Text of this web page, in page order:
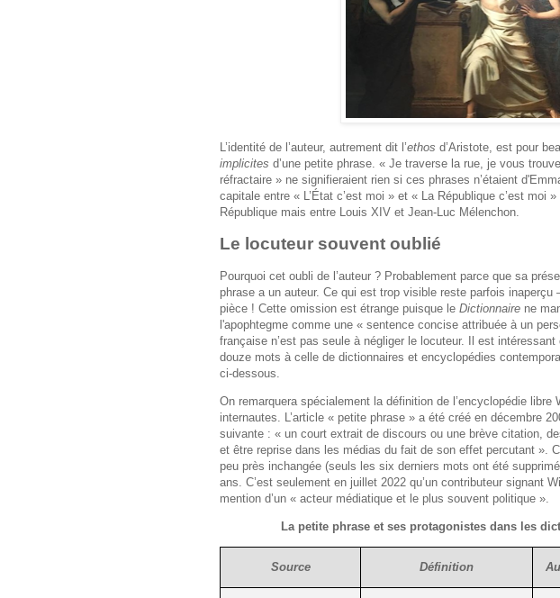
L’identité de l’auteur, autrement dit l’ethos d’Aristote, est pour
implicites d’une petite phrase. « Je traverse la rue, je vous
réfractaire » ne signifieraient rien si ces phrases n’étaient
capitale entre « L’État c’est moi » et « La République c’est moi
République mais entre Louis XIV et Jean-Luc Mélenchon.
Le locuteur souvent oublié
Pourquoi cet oubli de l’auteur ? Probablement parce que sa
phrase a un auteur. Ce qui est trop visible reste parfois inaperçu
pièce ! Cette omission est étrange puisque le Dictionnaire ne
l'apophtegme comme une « sentence concise attribuée à un
française n’est pas seule à négliger le locuteur. Il est
douze mots à celle de dictionnaires et encyclopédies
ci-dessous.
On remarquera spécialement la définition de l’encyclopédie libre
internautes. L’article « petite phrase » a été créé en décembre
suivante : « un court extrait de discours ou une brève citation,
et être reprise dans les médias du fait de son effet percutant ».
peu près inchangée (seuls les six derniers mots ont été
ans. C’est seulement en juillet 2022 qu’un contributeur signant
mention d’un « acteur médiatique et le plus souvent politique ».
La petite phrase et ses protagonistes dans les
Source Définition